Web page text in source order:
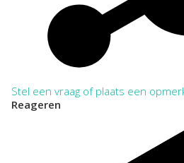
Stel een vraag of plaats een
Reageren